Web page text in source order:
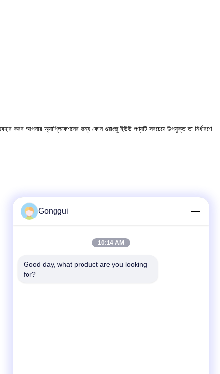
করব আপনার অ্যাপ্লিকেশনের জন্য কোন গুয়াংজু ইউউ পণ্যটি সবচেয়ে উপযুক্ত তা নির্ধারণে
Gonggui
10:14 AM
Good day, what product are you looking
for?